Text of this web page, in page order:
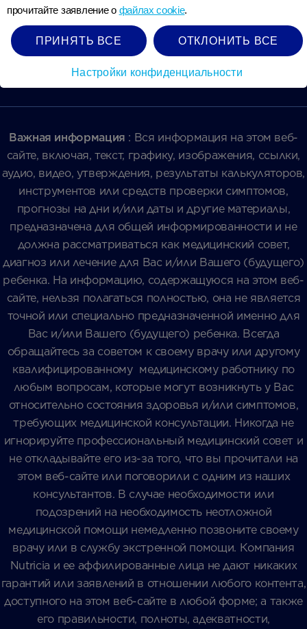
B.V.; зарегистрированный номер компании: 05054856,
адрес: Lange Kleiweg 6, 4th Floor ‘The Lobby’, 2288 GK Rijswijk,
Gollandiya
Важная информация : Вся информация на этом веб-
сайте, включая, текст, графику, изображения, ссылки,
аудио, видео, утверждения, результаты калькуляторов,
инструментов или средств проверки симптомов,
прогнозы на дни и/или даты и другие материалы,
предназначена для общей информированности и не
должна рассматриваться как медицинский совет,
диагноз или лечение для Вас и/или Вашего (будущего)
ребенка. На информацию, содержащуюся на этом веб-
сайте, нельзя полагаться полностью, она не является
точной или специально предназначенной именно для
Вас и/или Вашего (будущего) ребенка. Всегда
обращайтесь за советом к своему врачу или другому
квалифицированному медицинскому работнику по
любым вопросам, которые могут возникнуть у Вас
относительно состояния здоровья и/или симптомов,
требующих медицинской консультации. Никогда не
игнорируйте профессиональный медицинский совет и
не откладывайте его из-за того, что вы прочитали на
этом веб-сайте или поговорили с одним из наших
консультантов. В случае необходимости или
подозрений на необходимость неотложной
медицинской помощи немедленно позвоните своему
врачу или в службу экстренной помощи. Компания
Nutricia и ее аффилированные лица не дают никаких
гарантий или заявлений в отношении любого контента,
доступного на этом веб-сайте в любой форме; а также
его правильности, полноты, адекватности,
прочитайте заявление о файлах cookie.
ПРИНЯТЬ ВСЕ
ОТКЛОНИТЬ ВСЕ
Настройки конфиденциальности